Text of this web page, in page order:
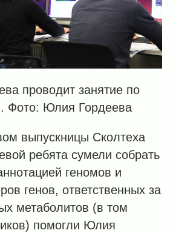
проводит занятие по
Фото: Юлия Гордеева
выпускницы Сколтеха
ребята сумели собрать
геномов и
генов, ответственных за
метаболитов (в том
помогли Юлия